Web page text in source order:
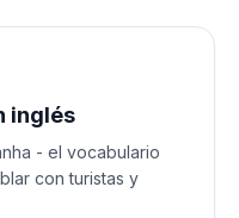
inglés
- el vocabulario
con turistas y